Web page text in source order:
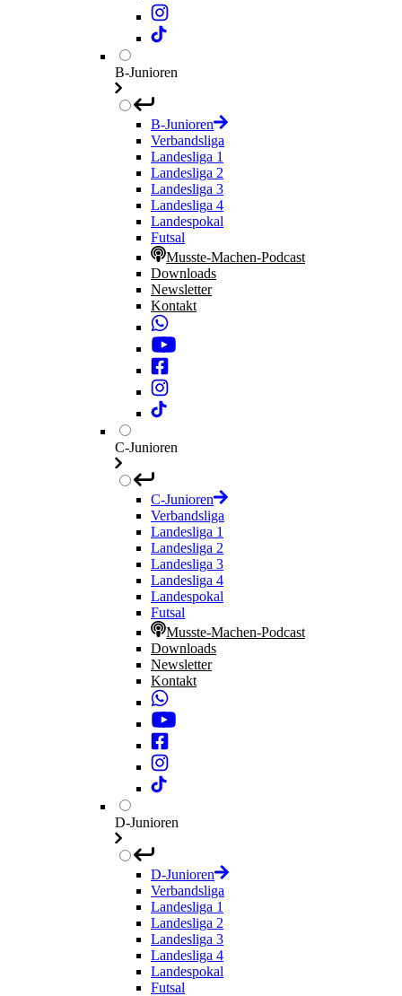
B-Junioren
B-Junioren
Verbandsliga
Landesliga 1
Landesliga 2
Landesliga 3
Landesliga 4
Landespokal
Futsal
Musste-Machen-Podcast
Downloads
Newsletter
Kontakt
C-Junioren
C-Junioren
Verbandsliga
Landesliga 1
Landesliga 2
Landesliga 3
Landesliga 4
Landespokal
Futsal
Musste-Machen-Podcast
Downloads
Newsletter
Kontakt
D-Junioren
D-Junioren
Verbandsliga
Landesliga 1
Landesliga 2
Landesliga 3
Landesliga 4
Landespokal
Futsal